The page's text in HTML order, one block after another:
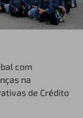
com
na
de Crédito